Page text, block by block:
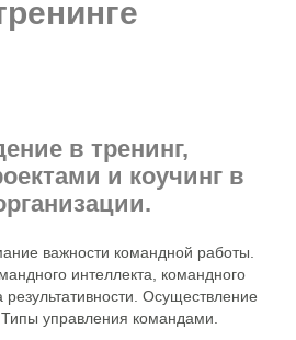
в тренинг,
и коучинг в
важности командной работы.
интеллекта, командного
Осуществление
управления командами.